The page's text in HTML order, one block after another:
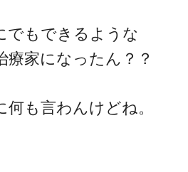
でもできるような
療家になったん？？
も言わんけどね。